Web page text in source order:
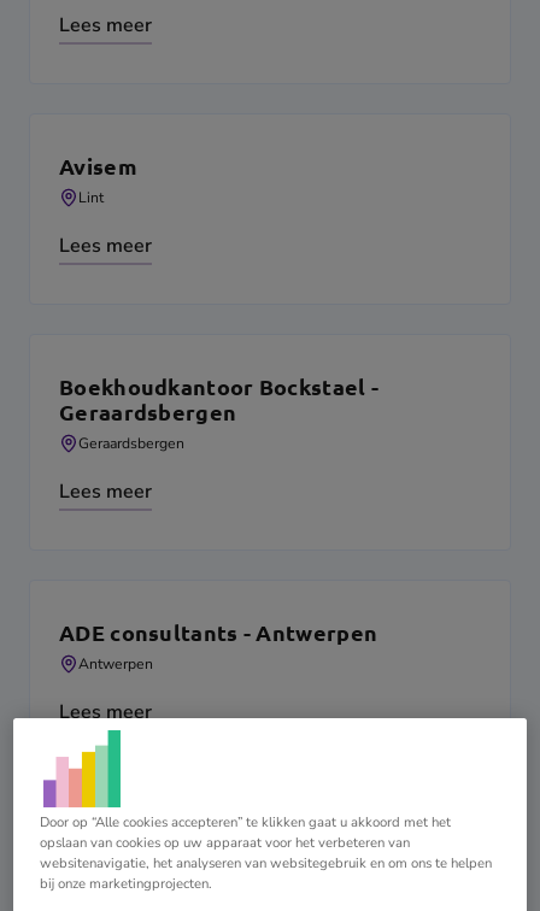
Lees meer
Avisem
Lint
Lees meer
Boekhoudkantoor Bockstael -
Geraardsbergen
Geraardsbergen
Lees meer
ADE consultants - Antwerpen
Antwerpen
Lees meer
Persona Accountants - Roeselare
Roeselare
Door op “Alle cookies accepteren” te klikken gaat u akkoord met het
opslaan van cookies op uw apparaat voor het verbeteren van
websitenavigatie, het analyseren van websitegebruik en om ons te helpen
bij onze marketingprojecten.